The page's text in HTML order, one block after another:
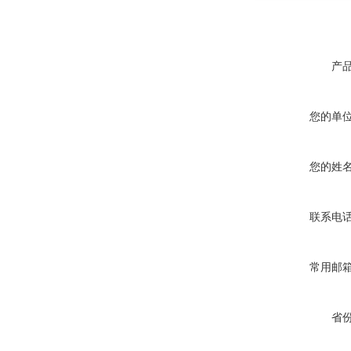
产
您的单
您的姓
联系电
常用邮
省